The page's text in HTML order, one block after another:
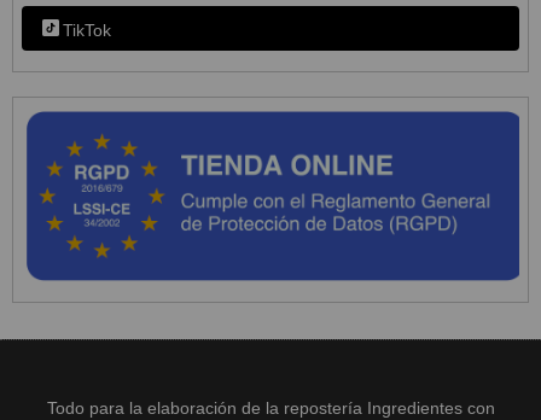
TikTok
Todo para la elaboración de la repostería Ingredientes con